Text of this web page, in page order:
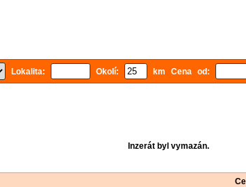
Lokalita: Okolí: km Cena od:
Inzerát byl vymazán.